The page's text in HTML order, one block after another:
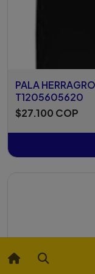
PALA
T1205605620
$27.100 COP